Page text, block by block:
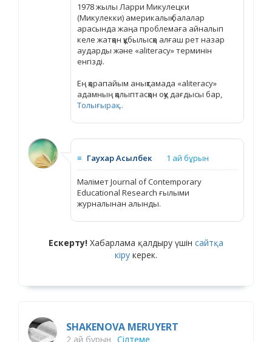
1978 жылы Ларри Микулецки
(Микулекки) америкалық балалар
арасында жаңа проблемаға айналып
келе жатқан құбылысқа алғаш рет назар
аударды және «aliteracy» терминін
енгізді.
Ең қарапайым анықтамада «aliteracy»
адамның қалыптасқан оқу дағдысы бар,
Толығырақ ...
≡ Гаухар Асылбек 1 ай бұрын
Мәлімет Journal of Contemporary
Educational Research ғылыми
журналынан алынды.
Ескерту! Хабарлама қалдыру үшін сайтқа
кіру керек.
SHAKENOVA MERUYERT
2 ай бұрын Сілтеме